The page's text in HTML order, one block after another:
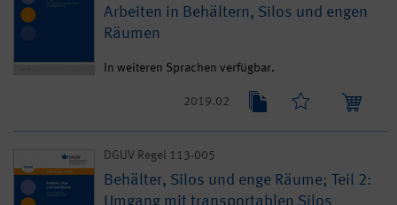
Arbeiten in Behältern, Silos und engen
Räumen
In weiteren Sprachen verfügbar.
2019.02
DGUV Regel 113-005
Behälter, Silos und enge Räume; Teil 2:
Umgang mit transportablen Silos